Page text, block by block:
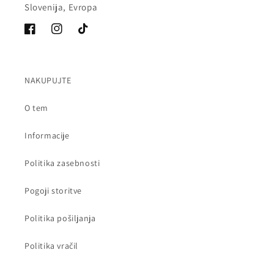
Slovenija, Evropa
FacebookInstagram
Tik
NAKUPUJTE
O tem
Informacije
Politika zasebnosti
Pogoji storitve
Politika pošiljanja
Politika vračil